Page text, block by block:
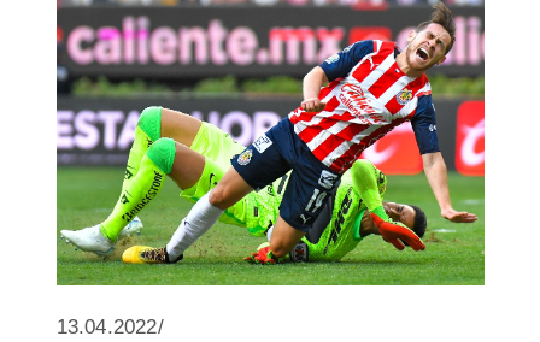
13.04.2022/